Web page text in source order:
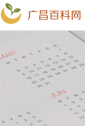
广昌百科网